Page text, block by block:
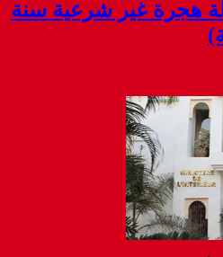
محاولة هجرة غير شرعية سنة